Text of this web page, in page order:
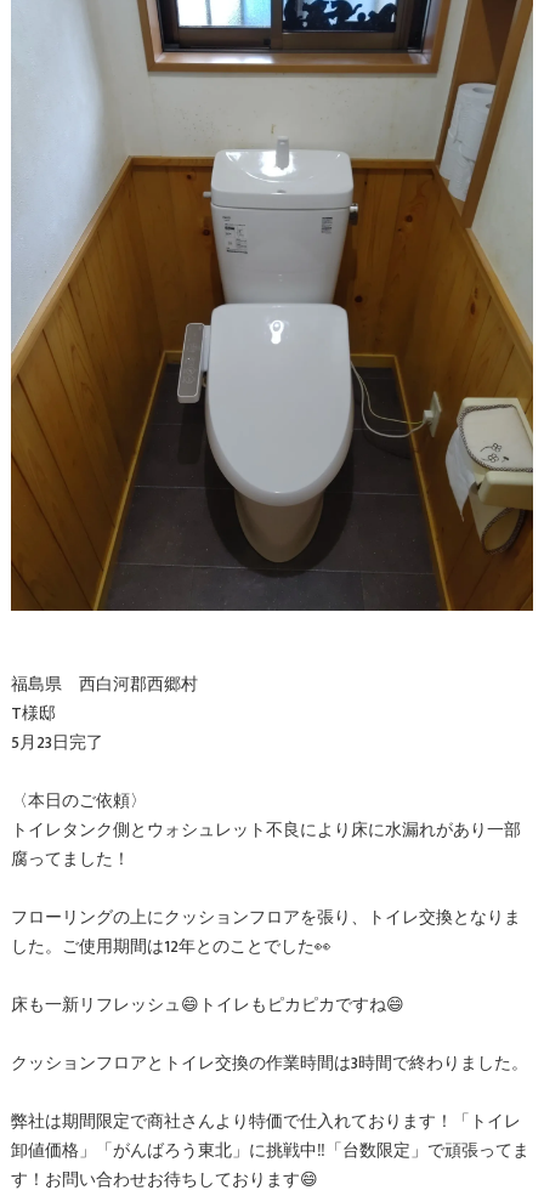
福島県 西白河郡西郷村
T様邸
5月23日完了
〈本日のご依頼〉
トイレタンク側とウォシュレット不良により床に水漏れがあり一部
腐ってました！
フローリングの上にクッションフロアを張り、トイレ交換となりま
した。ご使用期間は12年とのことでした👀
床も一新リフレッシュ😄トイレもピカピカですね😄
クッションフロアとトイレ交換の作業時間は3時間で終わりました。
弊社は期間限定で商社さんより特価で仕入れております！「トイレ
卸値価格」「がんばろう東北」に挑戦中‼️「台数限定」で頑張ってま
す！お問い合わせお待ちしております😄